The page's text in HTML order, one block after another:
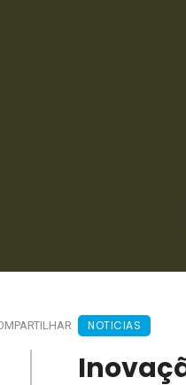
NOTICIAS